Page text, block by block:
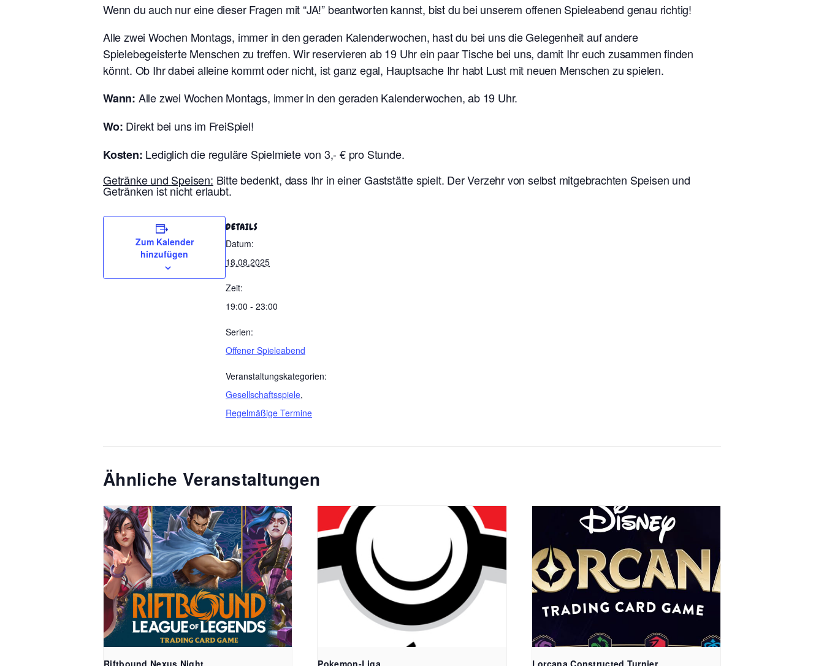
Wenn du auch nur eine dieser Fragen mit “JA!” beantworten kannst, bist du bei unserem offenen Spieleabend genau richtig!
Alle zwei Wochen Montags, immer in den geraden Kalenderwochen, hast du bei uns die Gelegenheit auf andere
Spielebegeisterte Menschen zu treffen. Wir reservieren ab 19 Uhr ein paar Tische bei uns, damit Ihr euch zusammen finden
könnt. Ob Ihr dabei alleine kommt oder nicht, ist ganz egal, Hauptsache Ihr habt Lust mit neuen Menschen zu spielen.
Wann: Alle zwei Wochen Montags, immer in den geraden Kalenderwochen, ab 19 Uhr.
Wo: Direkt bei uns im FreiSpiel!
Kosten: Lediglich die reguläre Spielmiete von 3,- € pro Stunde.
Getränke und Speisen: Bitte bedenkt, dass Ihr in einer Gaststätte spielt. Der Verzehr von selbst mitgebrachten Speisen und
Getränken ist nicht erlaubt.
Zum Kalender
hinzufügen
DETAILS
Datum:
18.08.2025
Zeit:
19:00 - 23:00
Serien:
Offener Spieleabend
Veranstaltungskategorien:
Gesellschaftsspiele,
Regelmäßige Termine
Ähnliche Veranstaltungen